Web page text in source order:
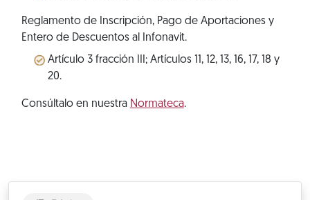
Reglamento de Inscripción, Pago de Aportaciones y
Entero de Descuentos al Infonavit.
Artículo 3 fracción III; Artículos 11, 12, 13, 16, 17, 18 y
20.
Consúltalo en nuestra Normateca.